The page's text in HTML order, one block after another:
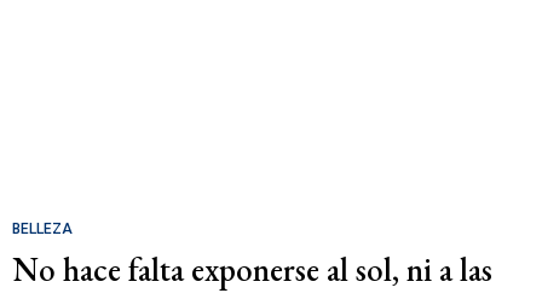
BELLEZA
No hace falta exponerse al sol, ni a las